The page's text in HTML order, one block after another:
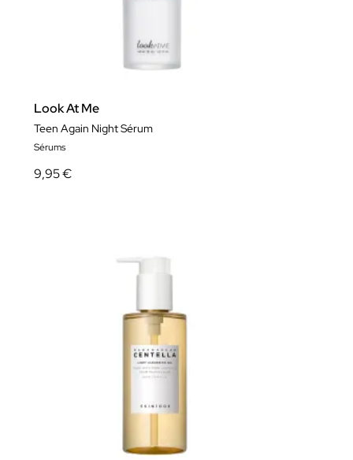
Look At Me
Teen Again Night Sérum
Sérums
9,95 €